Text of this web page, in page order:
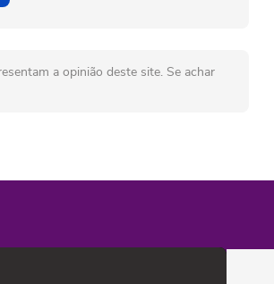
a opinião deste site. Se achar